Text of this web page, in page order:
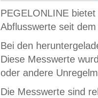
PEGELONLINE
Abflusswerte seit
Bei den
Diese Messwerte
oder andere
Die Messwerte sind